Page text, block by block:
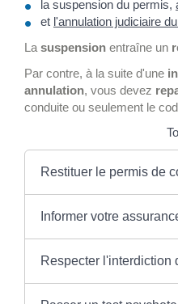
la suspension du permis,
et l'annulation judiciaire
La suspension entraîne un
Par contre, à la suite d'une
annulation, vous devez
conduite ou seulement le
Restituer le permis de
Informer votre
Respecter l'interdiction